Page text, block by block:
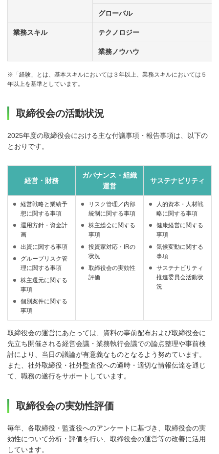
グローバル
業務スキル テクノロジー
業務ノウハウ
※「経験」とは、基本スキルにおいては３年以上、業務スキルにおいては５
年以上を基準としています。
取締役会の活動状況
2025年度の取締役会における主な付議事項・報告事項は、以下の
とおりです。
経営・財務
ガバナンス・組織
運営
サステナビリティ
経営戦略と業績予
想に関する事項
運用方針・資金計
画
出資に関する事項
グループリスク管
理に関する事項
株主還元に関する
事項
個別案件に関する
事項
リスク管理／内部
統制に関する事項
株主総会に関する
事項
投資家対応・IRの
状況
取締役会の実効性
評価
人的資本・人材戦
略に関する事項
健康経営に関する
事項
気候変動に関する
事項
サステナビリティ
推進委員会活動状
況
取締役会の運営にあたっては、資料の事前配布および取締役会に
先立ち開催される経営会議・業務執行会議での論点整理や事前検
討により、当日の議論が有意義なものとなるよう努めています。
また、社外取締役・社外監査役への適時・適切な情報伝達を通じ
て、職務の遂行をサポートしています。
取締役会の実効性評価
毎年、各取締役・監査役へのアンケートに基づき、取締役会の実
効性について分析・評価を行い、取締役会の運営等の改善に活用
しています。